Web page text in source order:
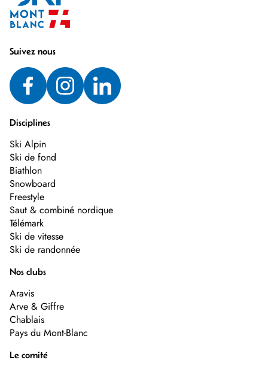
Suivez nous
Disciplines
Ski Alpin
Ski de fond
Biathlon
Snowboard
Freestyle
Saut & combiné nordique
Télémark
Ski de vitesse
Ski de randonnée
Nos clubs
Aravis
Arve & Giffre
Chablais
Pays du Mont-Blanc
Le comité